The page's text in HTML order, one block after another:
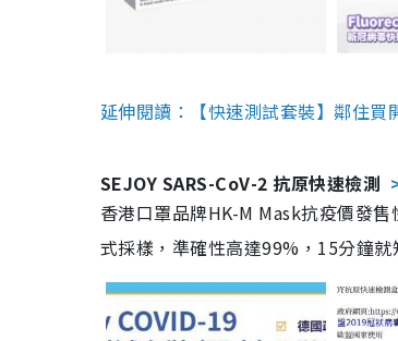
延伸閱讀：【快速測試套裝】鄰住
SEJOY SARS-CoV-2 抗原快速檢測
香港口罩品牌HK-M Mask抗疫價發
式採樣，準確性高達99%，15分鐘